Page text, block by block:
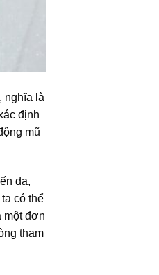
nghĩa là
định
mũ
da,
có thể
một đơn
tham